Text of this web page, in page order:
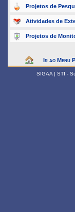
Projetos de
Atividades de
Projetos de
Ir ao Menu
SIGAA | STI -